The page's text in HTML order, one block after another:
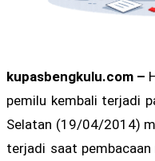
kupasbengkulu.com –
pemilu kembali terjadi
Selatan (19/04/2014)
terjadi saat